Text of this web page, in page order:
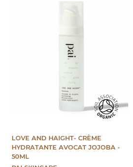
LOVE AND HAIGHT- CRÈME
HYDRATANTE AVOCAT JOJOBA -
50ML